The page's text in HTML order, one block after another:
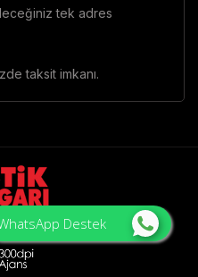
Destek
tek adres
taksit imkanı.
- Lastik Hangarı